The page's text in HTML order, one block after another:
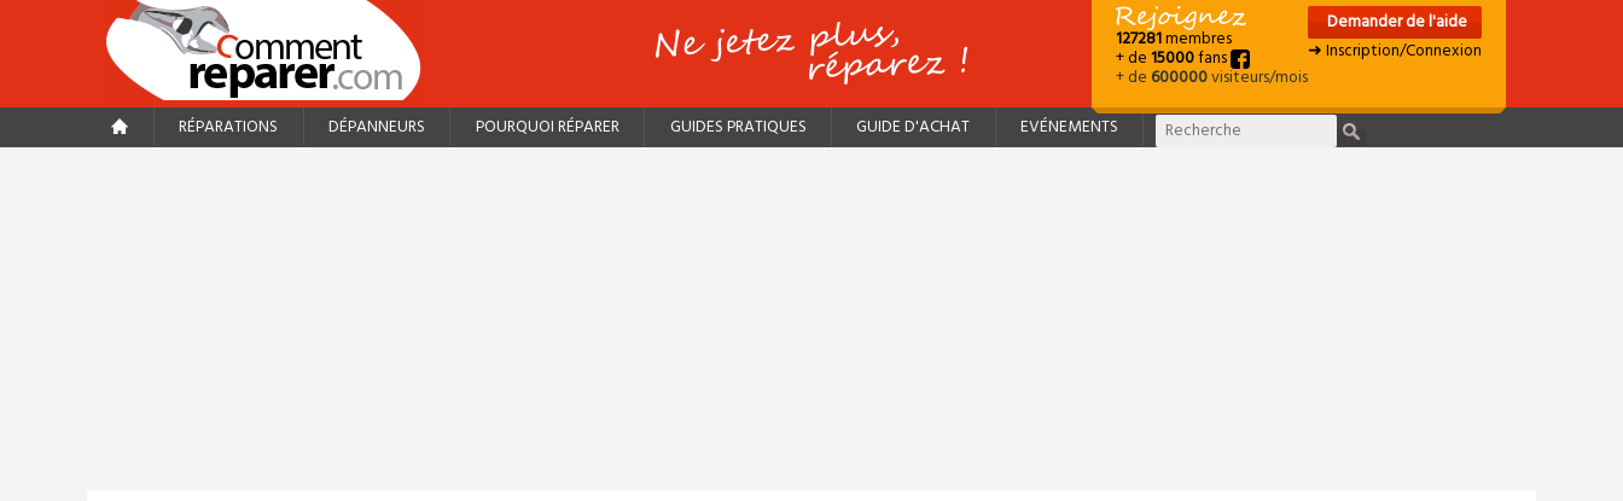
127281membres
+ de15000fans
+ de600000visiteurs/mois
Demander de l'aide
➜ Inscription/Connexion
RÉPARATIONS DÉPANNEURS POURQUOI RÉPARER GUIDES PRATIQUES GUIDE D'ACHAT EVÉNEMENTS